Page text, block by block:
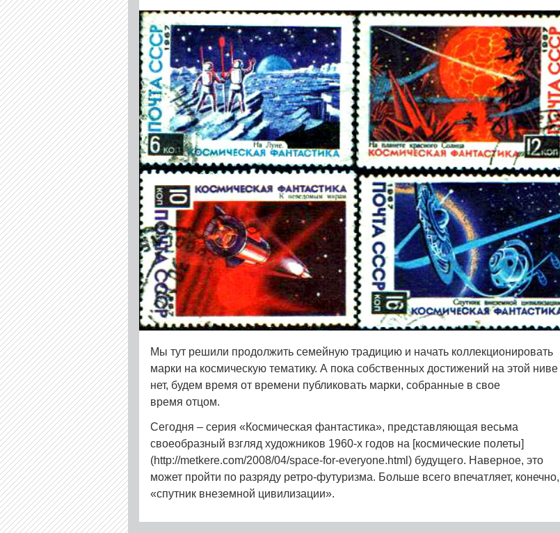
Мы тут решили продолжить семейную традицию и начать коллекционировать
марки на космическую тематику. А пока собственных достижений на этой ниве
нет, будем время от времени публиковать марки, собранные в свое
время отцом.
Сегодня – серия «Космическая фантастика», представляющая весьма
своеобразный взгляд художников 1960‑х годов на [космические полеты]
(http://metkere.com/2008/04/space-for-everyone.html) будущего. Наверное, это
может пройти по разряду ретро-футуризма. Больше всего впечатляет, конечно,
«спутник внеземной цивилизации».